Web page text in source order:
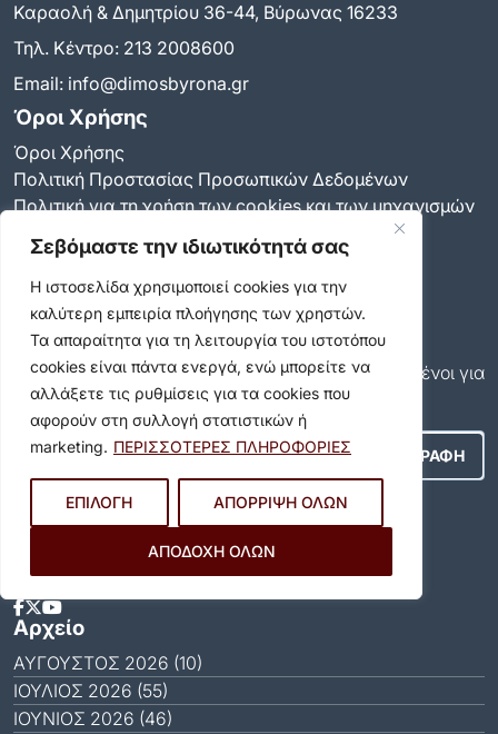
Σεβόμαστε την ιδιωτικότητά σας
Η ιστοσελίδα χρησιμοποιεί cookies για την
καλύτερη εμπειρία πλοήγησης των χρηστών.
Τα απαραίτητα για τη λειτουργία του ιστοτόπου
cookies είναι πάντα ενεργά, ενώ μπορείτε να
αλλάξετε τις ρυθμίσεις για τα cookies που
αφορούν στη συλλογή στατιστικών ή
marketing. ΠΕΡΙΣΣΟΤΕΡΕΣ ΠΛΗΡΟΦΟΡΙΕΣ
ΕΠΙΛΟΓΗ ΑΠΟΡΡΙΨΗ ΟΛΩΝ
ΑΠΟΔΟΧΗ ΟΛΩΝ
Καραολή & Δημητρίου 36-44, Βύρωνας 16233
Τηλ. Κέντρο: 213 2008600
Email: info@dimosbyrona.gr
Όροι Χρήσης
Όροι Χρήσης
Πολιτική Προστασίας Προσωπικών Δεδομένων
Πολιτική για τη χρήση των cookies και των μηχανισμών
παρακολούθησης
Δήλωση προσβασιμότητας
Ρυθμίσεις Ιδιωτικότητας
Newsletter
Εγγραφείτε και εσείς συνδρομητές στο δωρεάν
newsletter του Δήμου και μείνετε πάντα ενημερωμένοι για
όλα όσα συμβαίνουν στον δήμο μας!
Αποδέχομαι τους Όρους Χρήσης.
Αρχείο
ΑΎΓΟΥΣΤΟΣ 2026 (10)
ΙΟΎΛΙΟΣ 2026 (55)
ΙΟΎΝΙΟΣ 2026 (46)